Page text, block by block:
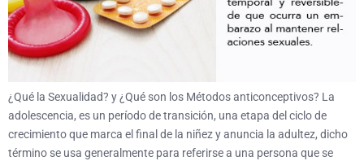
¿Qué la Sexualidad? y ¿Qué son los Métodos anticonceptivos? La
adolescencia, es un período de transición, una etapa del ciclo de
crecimiento que marca el final de la niñez y anuncia la adultez, dicho
término se usa generalmente para referirse a una persona que se